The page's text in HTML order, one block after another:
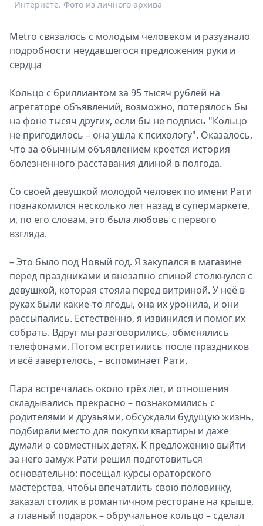
Интернете. Фото из личного архива
Metro связалось с молодым человеком и разузнало
подробности неудавшегося предложения руки и
сердца
Кольцо с бриллиантом за 95 тысяч рублей на
агрегаторе объявлений, возможно, потерялось бы
на фоне тысяч других, если бы не подпись "Кольцо
не пригодилось – она ушла к психологу". Оказалось,
что за обычным объявлением кроется история
болезненного расставания длиной в полгода.
Со своей девушкой молодой человек по имени Рати
познакомился несколько лет назад в супермаркете,
и, по его словам, это была любовь с первого
взгляда.
– Это было под Новый год. Я закупался в магазине
перед праздниками и внезапно спиной столкнулся с
девушкой, которая стояла перед витриной. У неё в
руках были какие-то ягоды, она их уронила, и они
рассыпались. Естественно, я извинился и помог их
собрать. Вдруг мы разговорились, обменялись
телефонами. Потом встретились после праздников
и всё завертелось, – вспоминает Рати.
Пара встречалась около трёх лет, и отношения
складывались прекрасно – познакомились с
родителями и друзьями, обсуждали будущую жизнь,
подбирали место для покупки квартиры и даже
думали о совместных детях. К предложению выйти
за него замуж Рати решил подготовиться
основательно: посещал курсы ораторского
мастерства, чтобы впечатлить свою половинку,
заказал столик в романтичном ресторане на крыше,
а главный подарок – обручальное кольцо – сделал